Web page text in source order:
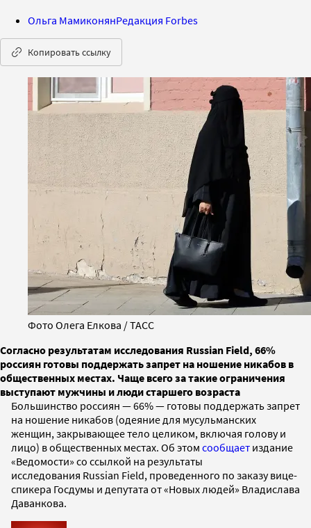
Ольга МамиконянРедакция Forbes
Копировать ссылку
Фото Олега Елкова / ТАСС
Согласно результатам исследования Russian Field, 66%
россиян готовы поддержать запрет на ношение никабов в
общественных местах. Чаще всего за такие ограничения
выступают мужчины и люди старшего возраста
Большинство россиян — 66% — готовы поддержать запрет
на ношение никабов (одеяние для мусульманских
женщин, закрывающее тело целиком, включая голову и
лицо) в общественных местах. Об этом сообщает издание
«Ведомости» со ссылкой на результаты
исследования Russian Field, проведенного по заказу вице-
спикера Госдумы и депутата от «Новых людей» Владислава
Даванкова.